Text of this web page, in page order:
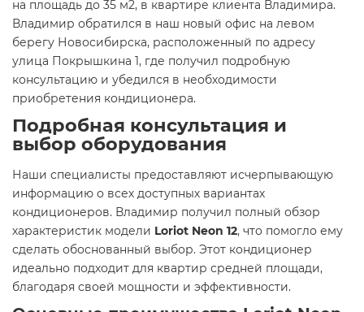
на площадь до 35 м2, в квартире клиента Владимира.
Владимир обратился в наш новый офис на левом
берегу Новосибирска, расположенный по адресу
улица Покрышкина 1, где получил подробную
консультацию и убедился в необходимости
приобретения кондиционера.
Подробная консультация и
выбор оборудования
Наши специалисты предоставляют исчерпывающую
информацию о всех доступных вариантах
кондиционеров. Владимир получил полный обзор
характеристик модели Loriot Neon 12, что помогло ему
сделать обоснованный выбор. Этот кондиционер
идеально подходит для квартир средней площади,
благодаря своей мощности и эффективности.